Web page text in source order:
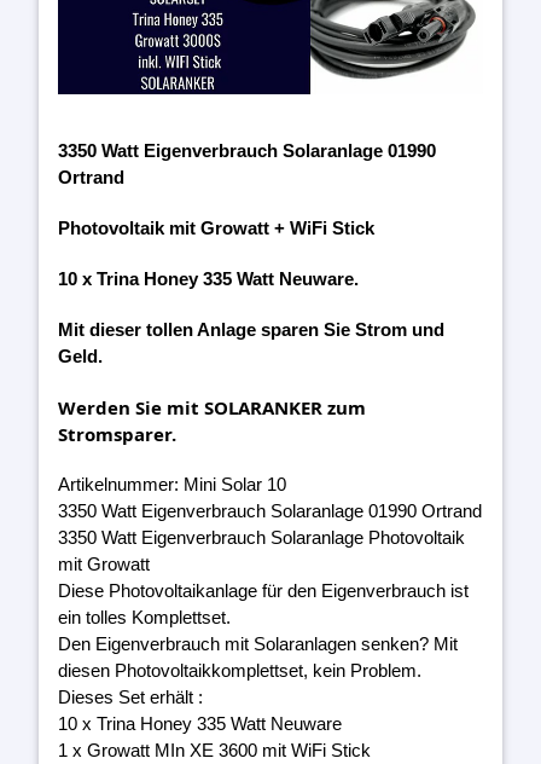
3350 Watt Eigenverbrauch Solaranlage 01990
Ortrand
Photovoltaik mit Growatt + WiFi Stick
10 x Trina Honey 335 Watt Neuware.
Mit dieser tollen Anlage sparen Sie Strom und
Geld.
Werden Sie mit SOLARANKER zum
Stromsparer.
Artikelnummer: Mini Solar 10
3350 Watt Eigenverbrauch Solaranlage 01990 Ortrand
3350 Watt Eigenverbrauch Solaranlage Photovoltaik
mit Growatt
Diese Photovoltaikanlage für den Eigenverbrauch ist
ein tolles Komplettset.
Den Eigenverbrauch mit Solaranlagen senken? Mit
diesen Photovoltaikkomplettset, kein Problem.
Dieses Set erhält :
10 x Trina Honey 335 Watt Neuware
1 x Growatt MIn XE 3600 mit WiFi Stick